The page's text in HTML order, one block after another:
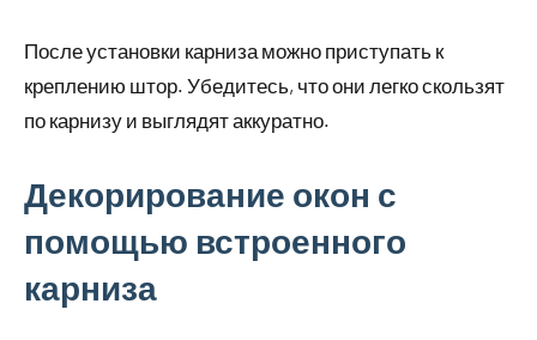
После установки карниза можно приступать к
креплению штор. Убедитесь, что они легко скользят
по карнизу и выглядят аккуратно.
Декорирование окон с
помощью встроенного
карниза